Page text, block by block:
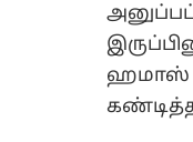
ஹமாஸ்